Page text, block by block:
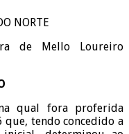
NORTE
de Mello Loureiro
qual fora proferida
que, tendo concedido a